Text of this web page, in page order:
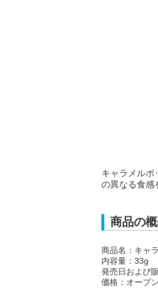
キャラメルポ
の異なる食感
商品の
商品名：キャ
内容量：33g
発売日および
価格：オープ